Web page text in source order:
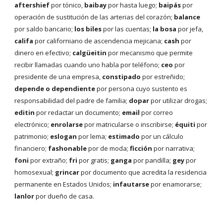
aftershiefpor tónico, baibaypor hasta luego; baipáspor
operación de sustitución de las arterias del corazón; balance
por saldo bancario; los bilespor las cuentas; la bosapor jefa,
califa por californiano de ascendencia mejicana; cash por
dinero en efectivo; calgüeitin por mecanismo que permite
recibir llamadas cuando uno habla por teléfono; ceo por
presidente de una empresa, constipado por estreñido;
depende o dependientepor persona cuyo sustento es
responsabilidad del padre de familia; doparpor utilizar drogas;
editin por redactar un documento; emailpor correo
electrónico; enrolarsepor matricularse o inscribirse; équiti por
patrimonio; esloganpor lema; estimado por un cálculo
financiero; fashonablepor de moda; ficción por narrativa;
foni por extraño; fri por gratis; ganga por pandilla; geypor
homosexual; grincarpor documento que acredita la residencia
permanente en Estados Unidos; infautarsepor enamorarse;
lanlorpor dueño de casa.